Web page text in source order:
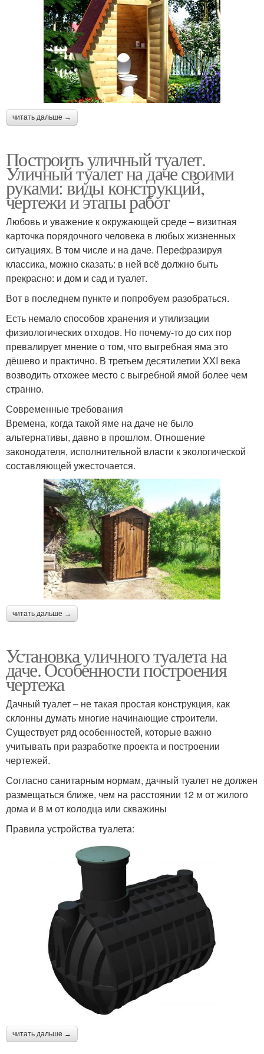
читать дальше →
Построить уличный туалет.
Уличный туалет на даче своими
руками: виды конструкций,
чертежи и этапы работ
Любовь и уважение к окружающей среде – визитная
карточка порядочного человека в любых жизненных
ситуациях. В том числе и на даче. Перефразируя
классика, можно сказать: в ней всё должно быть
прекрасно: и дом и сад и туалет.
Вот в последнем пункте и попробуем разобраться.
Есть немало способов хранения и утилизации
физиологических отходов. Но почему-то до сих пор
превалирует мнение о том, что выгребная яма это
дёшево и практично. В третьем десятилетии XXI века
возводить отхожее место с выгребной ямой более чем
странно.
Современные требования
Времена, когда такой яме на даче не было
альтернативы, давно в прошлом. Отношение
законодателя, исполнительной власти к экологической
составляющей ужесточается.
читать дальше →
Установка уличного туалета на
даче. Особенности построения
чертежа
Дачный туалет – не такая простая конструкция, как
склонны думать многие начинающие строители.
Существует ряд особенностей, которые важно
учитывать при разработке проекта и построении
чертежей.
Согласно санитарным нормам, дачный туалет не должен
размещаться ближе, чем на расстоянии 12 м от жилого
дома и 8 м от колодца или скважины
Правила устройства туалета:
читать дальше →